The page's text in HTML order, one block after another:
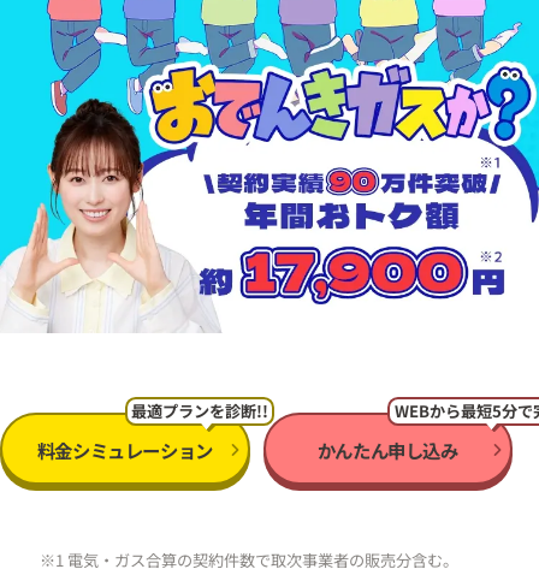
最適プランを診断!!
料金シミュレーション
WEBから最短5分
かんたん申し込み
※1 電気・ガス合算の契約件数で取次事業者の販売分含む。